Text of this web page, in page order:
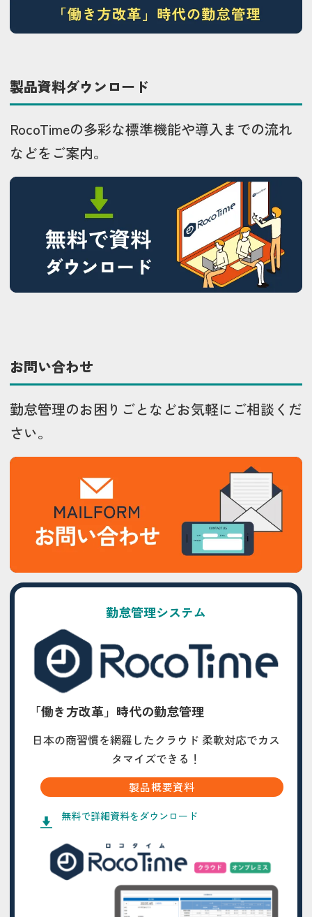
製品資料ダウンロード
RocoTimeの多彩な標準機能や導入までの流れ
などをご案内。
お問い合わせ
勤怠管理のお困りごとなどお気軽にご相談くだ
さい。
勤怠管理システム
「働き方改革」時代の勤怠管理
日本の商習慣を網羅したクラウド 柔軟対応でカス
タマイズできる！
製品概要資料
無料で詳細資料をダウンロード